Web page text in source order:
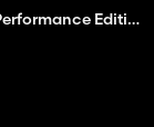
Fendt 1000 Vario Ultimate Performance Edition